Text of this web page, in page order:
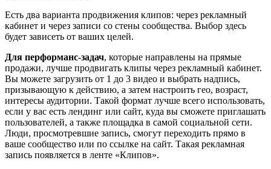
Есть два варианта продвижения клипов: через рекламный
кабинет и через записи со стены сообщества. Выбор здесь
будет зависеть от ваших целей.
Для перформанс-задач, которые направлены на прямые
продажи, лучше продвигать клипы через рекламный кабинет.
Вы можете загрузить от 1 до 3 видео и выбрать надпись,
призывающую к действию, а затем настроить гео, возраст,
интересы аудитории. Такой формат лучше всего использовать,
если у вас есть лендинг или сайт, куда вы сможете приглашать
пользователей, а также площадка в самой социальной сети.
Люди, просмотревшие запись, смогут переходить прямо в
ваше сообщество или по ссылке на сайт. Такая рекламная
запись появляется в ленте «Клипов».